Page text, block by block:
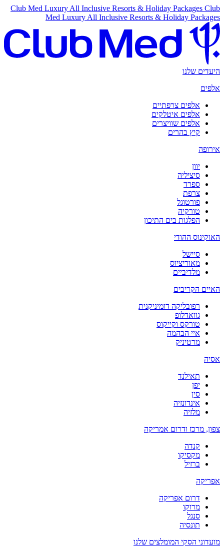
Club Med Luxury All Inclusive Resorts & Holiday Packages Club
Med Luxury All Inclusive Resorts & Holiday Packages
היעדים שלנו
אלפים
אלפים צרפתיים
אלפים איטלקים
אלפים שוויצרים
קיץ בהרים
אירופה
יוון
סיציליה
ספרד
צרפת
פורטוגל
טורקיה
הפלגות בים התיכון
האוקינוס ההודי
סיישל
מאוריציוס
מלדיביים
האיים הקריבים
רפובליקה דומיניקנית
גוואדלופ
טורקס וקייקוס
איי הבהמה
מרטיניק
אסיה
תאילנד
יפן
סין
אינדונזיה
מלזיה
צפון, מרכז ודרום אמריקה
קנדה
מקסיקו
ברזיל
אפריקה
דרום אפריקה
מרוקו
סנגל
תונסיה
מועדוני הסקי המומלצים שלנו